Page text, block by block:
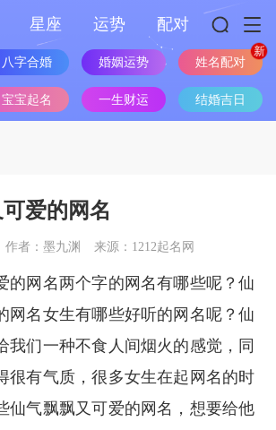
星座 运势 配对
八字合婚 婚姻运势 姓名配对
宝宝起名 一生财运 结婚吉日
爱的网名
作者：墨九渊 来源：1212起名网
的网名两个字的网名有哪些呢？仙
网名女生有哪些好听的网名呢？仙
我们一种不食人间烟火的感觉，同
很有气质，很多女生在起网名的时
仙气飘飘又可爱的网名，想要给他